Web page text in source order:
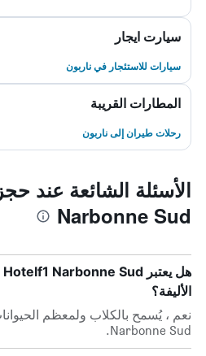
سيارت ايجار
سيارات للاستئجار في ناربون
المطارات القريبة
رحلات طيران إلى ناربون
Narbonne Sud
الأليفة؟
Narbonne Sud.